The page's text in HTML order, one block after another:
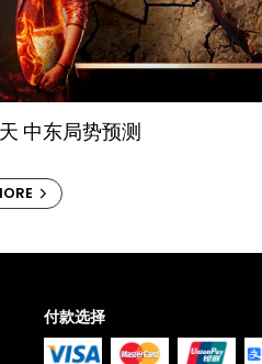
中东局势预测
付款选择